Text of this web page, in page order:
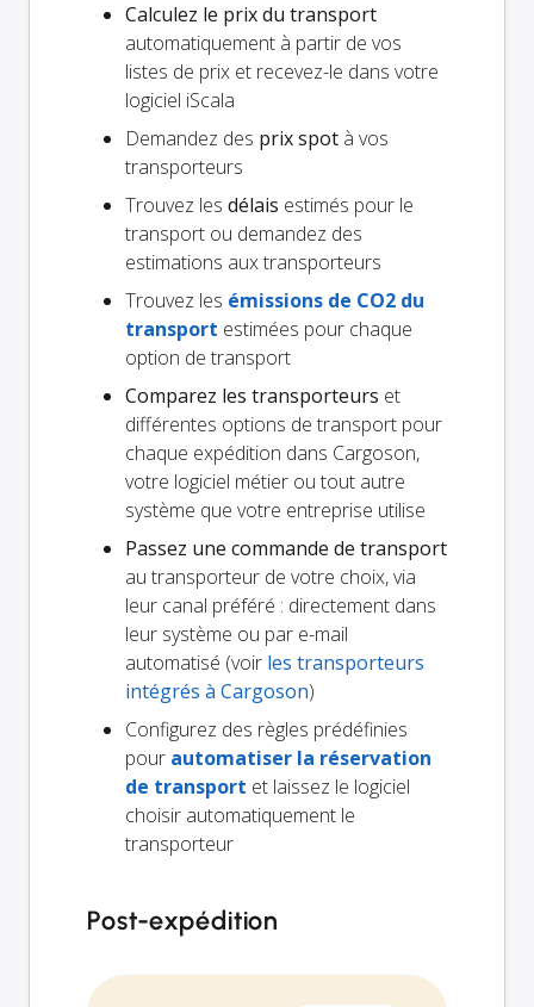
Calculez le prix du transport
automatiquement à partir de vos
listes de prix et recevez-le dans votre
logiciel iScala
Demandez des prix spot à vos
transporteurs
Trouvez les délais estimés pour le
transport ou demandez des
estimations aux transporteurs
Trouvez les émissions de CO2 du
transport estimées pour chaque
option de transport
Comparez les transporteurs et
différentes options de transport pour
chaque expédition dans Cargoson,
votre logiciel métier ou tout autre
système que votre entreprise utilise
Passez une commande de transport
au transporteur de votre choix, via
leur canal préféré : directement dans
leur système ou par e-mail
automatisé (voir les transporteurs
intégrés à Cargoson)
Configurez des règles prédéfinies
pour automatiser la réservation
de transport et laissez le logiciel
choisir automatiquement le
transporteur
Post-expédition